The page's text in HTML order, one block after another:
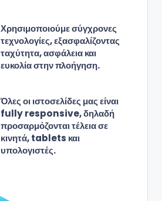
Χρησιμοποιούμε σύγχρονες
τεχνολογίες, εξασφαλίζοντας
ταχύτητα, ασφάλεια και
ευκολία στην πλοήγηση.
Όλες οι ιστοσελίδες μας είναι
fully responsive, δηλαδή
προσαρμόζονται τέλεια σε
κινητά, tablets και
υπολογιστές.